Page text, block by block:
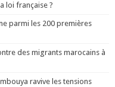
loi française ?
parmi les 200 premières
des migrants marocains à
ravive les tensions